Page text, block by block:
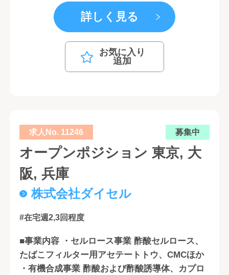
詳しく見る
お気に入り
追加
求人No. 11246 募集中
オープンポジション 東京, 大
阪, 兵庫
株式会社ダイセル
#在宅週2,3回程度
■事業内容 ・セルロース事業 酢酸セルロース、
たばこフィルター用アセテートトウ、CMCほか
・有機合成事業 酢酸および酢酸誘導体、カプロ